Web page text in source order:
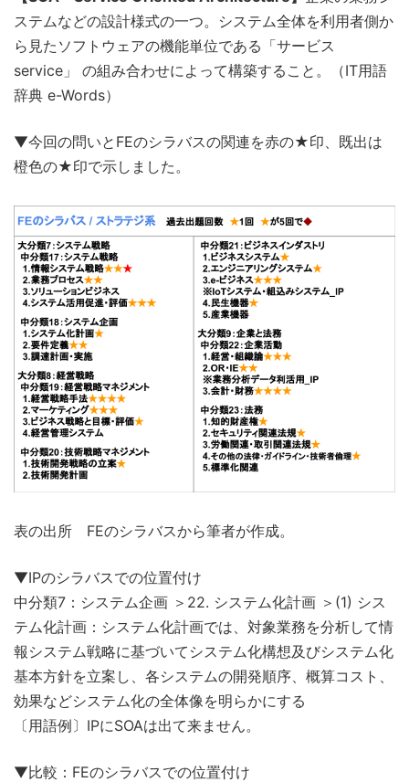
ステムなどの設計様式の一つ。システム全体を利用者側か
ら見たソフトウェアの機能単位である「サービス
service」 の組み合わせによって構築すること。（IT用語
辞典 e-Words）
▼今回の問いとFEのシラバスの関連を赤の★印、既出は
橙色の★印で示しました。
表の出所 FEのシラバスから筆者が作成。
▼IPのシラバスでの位置付け
中分類7：システム企画 ＞22. システム化計画 ＞(1) シス
テム化計画：システム化計画では、対象業務を分析して情
報システム戦略に基づいてシステム化構想及びシステム化
基本方針を立案し、各システムの開発順序、概算コスト、
効果などシステム化の全体像を明らかにする
〔用語例〕IPにSOAは出て来ません。
▼比較：FEのシラバスでの位置付け